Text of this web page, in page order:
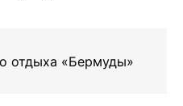
отдыха «Бермуды»